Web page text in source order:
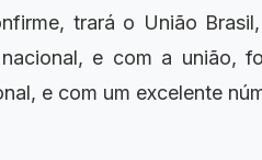
trará o União
e com a união,
e com um excelente